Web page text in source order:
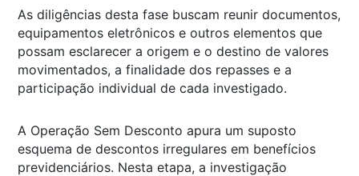
As diligências desta fase buscam reunir documentos,
equipamentos eletrônicos e outros elementos que
possam esclarecer a origem e o destino de valores
movimentados, a finalidade dos repasses e a
participação individual de cada investigado.
A Operação Sem Desconto apura um suposto
esquema de descontos irregulares em benefícios
previdenciários. Nesta etapa, a investigação